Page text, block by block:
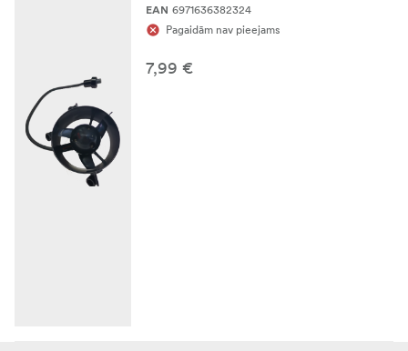
EAN 6971636382324
Pagaidām nav pieejams
7,99 €